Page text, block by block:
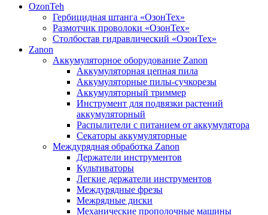
OzonTeh
Гербицидная штанга «ОзонТех»
Размотчик проволоки «ОзонТех»
Столбостав гидравлический «ОзонТех»
Zanon
Аккумуляторное оборудование Zanon
Аккумуляторная цепная пила
Аккумуляторные пилы-сучкорезы
Аккумуляторный триммер
Инструмент для подвязки растений
аккумуляторный
Распылители с питанием от аккумулятора
Секаторы аккумуляторные
Междурядная обработка Zanon
Держатели инструментов
Культиваторы
Легкие держатели инструментов
Междурядные фрезы
Межрядные диски
Механические прополочные машины